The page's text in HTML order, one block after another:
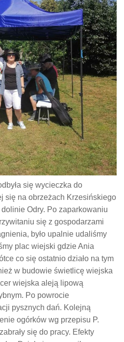
się wycieczka do
się na obrzeżach Krzesińskiego
Odry. Po zaparkowaniu
się z gospodarzami
było upalnie udaliśmy
plac wiejski gdzie Ania
co się ostatnio działo na tym
w budowie świetlicę wiejska
wiejska aleją lipową
Po powrocie
pysznych dań. Kolejną
ogórków wg przepisu P.
się do pracy. Efekty